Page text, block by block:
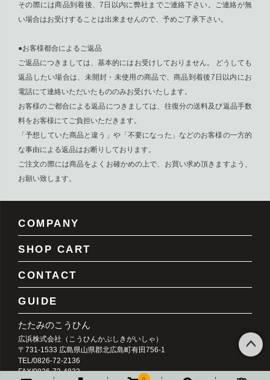
ジト
0
その際には商品到着後、7日以内に弊社までご連絡下さい。ご連絡が無
い場合はお受けすることは出来ませんので、予めご了承下さい。
●お客様都合によるご返品
ご返品につきましては、基本的にはお受けしておりません。 どうしても
返品したい場合は、未開封・未使用の商品で、商品到着後7日以内にお
電話にて連絡いただいたもののみお受けいたします。
お客様のご都合による返品につきましては、往復分の送料及び返品手数
料をお客様にてご負担いただきます。
「予想していた商品と違う」や「不要になった」などのお客様の一方的
な事由による返品はお断りしております。
ご注文の際には商品をよくお確かめの上で、お買い求め頂きますよう、
お願い致します。
COMPANY
SHOP CART
CONTACT
GUIDE
たたみのこうひん
広浜株式会社（こうひんかぶしきがいしゃ）
〒731-1533 広島県山県郡北広島町有田756-1
TEL/0826-72-2136
FAX/0826-72-4822